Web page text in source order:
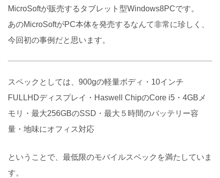
MicroSoftが販売するタブレット型Windows8PCです。
あのMicroSoftがPC本体を発売するなんて非常に珍しく、
今回初の事例だと思います。
スペックとしては、900gの軽量ボディ・10インチ
FULLHDディスプレイ・Haswell ChipのCore i5・4GBメ
モリ・最大256GBのSSD・最大５時間のバッテリー容
量・地味にオフィス対応
ということで、最低限のモバイルスペックを満たしていま
す。